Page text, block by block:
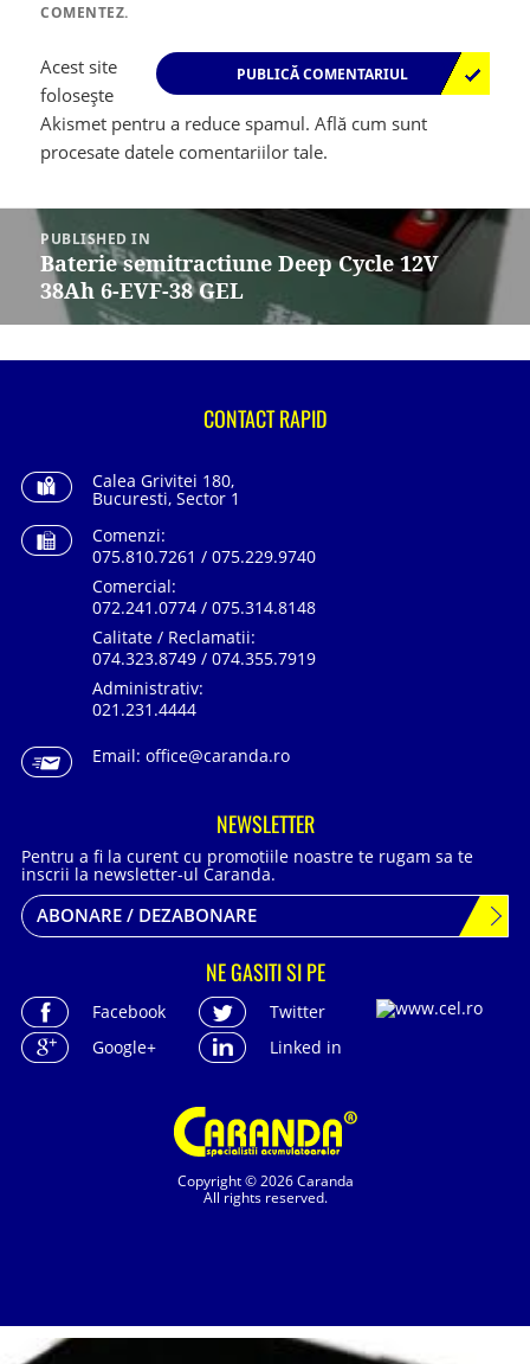
COMENTEZ.
Acest site
folosește
Akismet pentru a reduce spamul.Află cum sunt
procesate datele comentariilor tale.
Navigare
articole
PUBLISHED IN
Baterie semitractiune Deep Cycle 12V
38Ah 6-EVF-38 GEL
Copyright © 2026 Caranda
All rights reserved.
CONTACT RAPID
Calea Grivitei 180,
Bucuresti, Sector 1
Comenzi:
075.810.7261 / 075.229.9740
Comercial:
072.241.0774 / 075.314.8148
Calitate / Reclamatii:
074.323.8749 / 074.355.7919
Administrativ:
021.231.4444
Email: office@caranda.ro
NEWSLETTER
Pentru a fi la curent cu promotiile noastre te rugam sa te
inscrii la newsletter-ul Caranda.
ABONARE / DEZABONARE
NE GASITI SI PE
Facebook
Twitter
Google+
Linked in